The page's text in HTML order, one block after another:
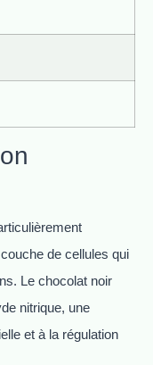
de cellules qui
Le chocolat noir
nitrique, une
et à la régulation